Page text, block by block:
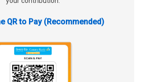
QR to Pay (Recommended)